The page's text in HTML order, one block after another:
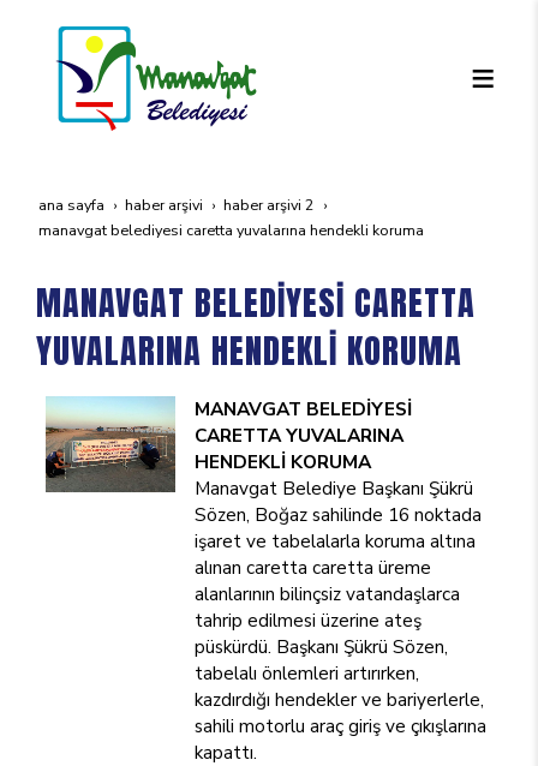
ana sayfa haber arşivi
haber arşivi 2
manavgat beledi̇yesi̇ caretta yuvalarina hendekli̇ koruma
MANAVGAT BELEDİYESİ CARETTA
YUVALARINA HENDEKLİ KORUMA
MANAVGAT BELEDİYESİ
CARETTA YUVALARINA
HENDEKLİ KORUMA
Manavgat Belediye Başkanı Şükrü
Sözen, Boğaz sahilinde 16 noktada
işaret ve tabelalarla koruma altına
alınan caretta caretta üreme
alanlarının bilinçsiz vatandaşlarca
tahrip edilmesi üzerine ateş
püskürdü. Başkanı Şükrü Sözen,
tabelalı önlemleri artırırken,
kazdırdığı hendekler ve bariyerlerle,
sahili motorlu araç giriş ve çıkışlarına
kapattı.